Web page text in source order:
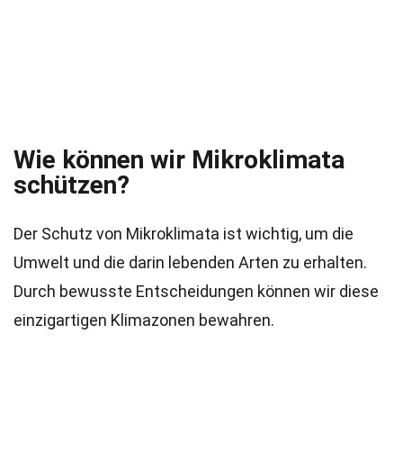
Wie können wir Mikroklimata
schützen?
Der Schutz von Mikroklimata ist wichtig, um die
Umwelt und die darin lebenden Arten zu erhalten.
Durch bewusste Entscheidungen können wir diese
einzigartigen Klimazonen bewahren.